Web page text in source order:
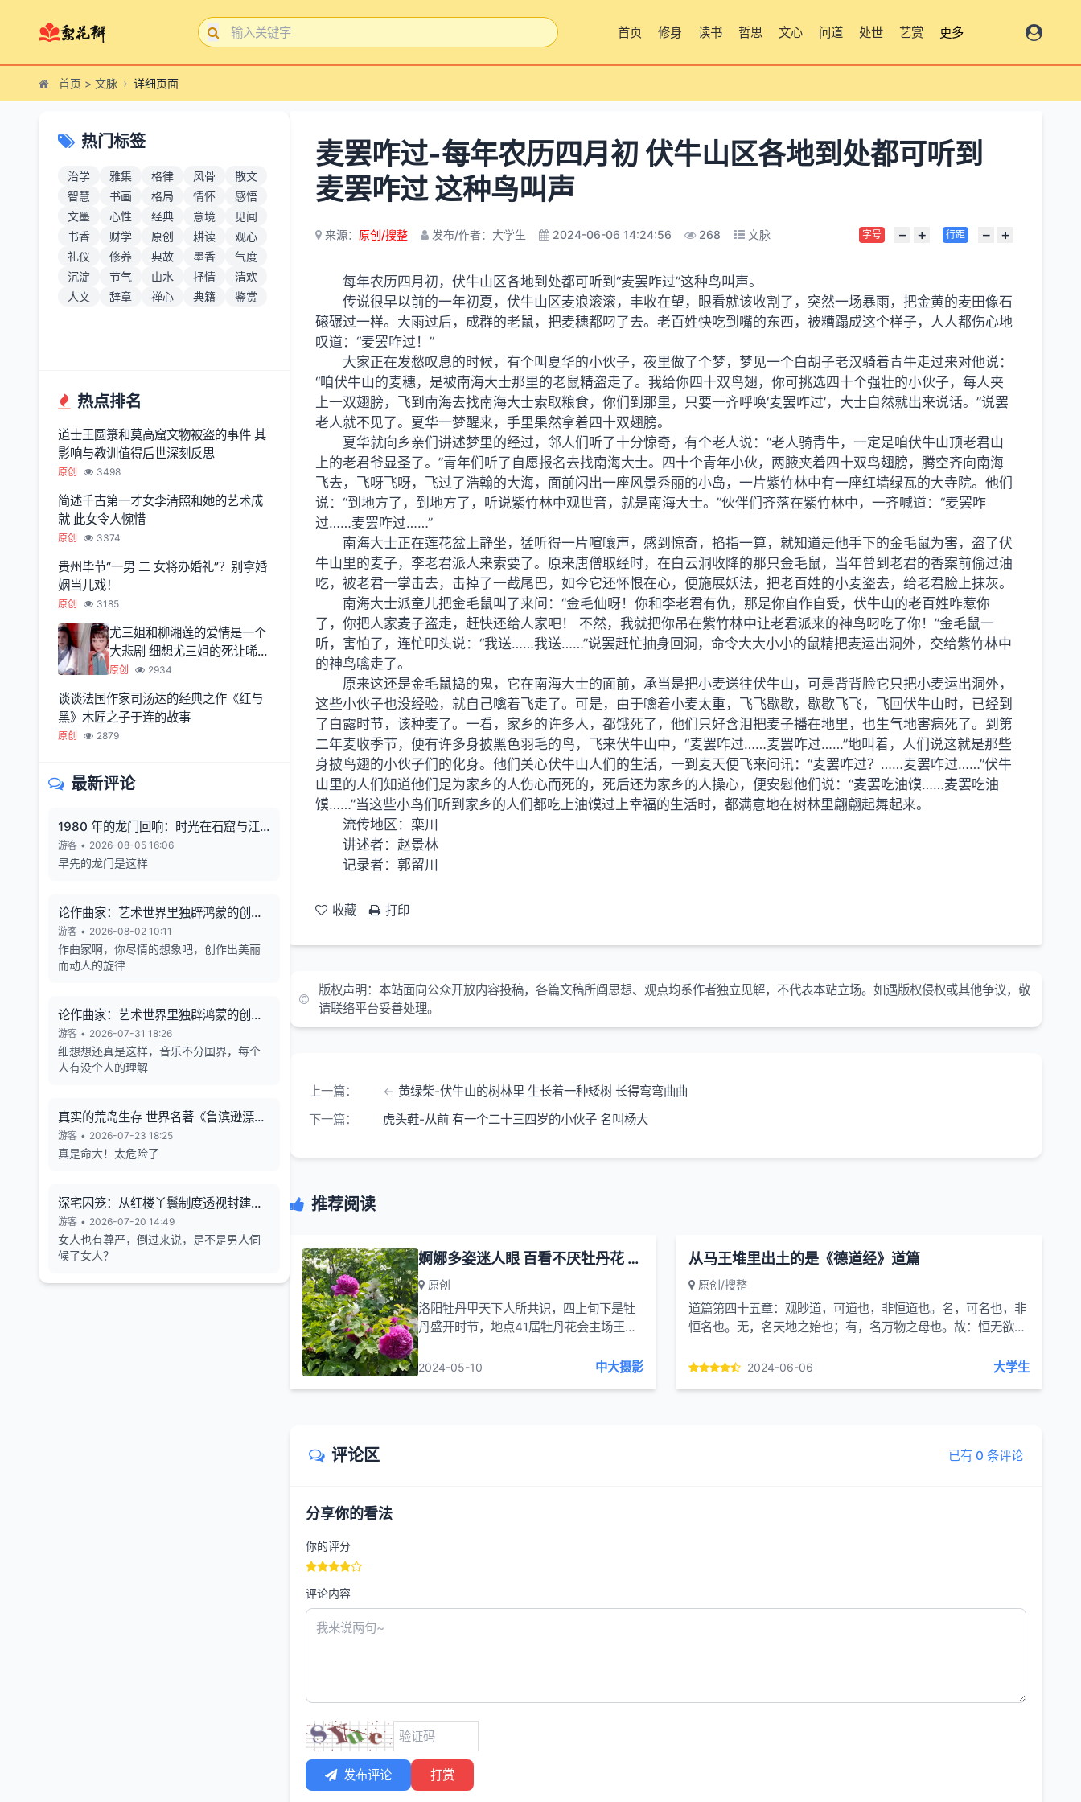
首页 修身 读书 哲思 文心 问道 处世 艺赏 更多
首页 > 文脉 详细页面
热门标签
治学 雅集 格律 风骨
散文
智慧
书画 格局 情怀
感悟
文墨
心性 经典 意境
见闻
书香
财学 原创 耕读
观心
礼仪
修养 典故 墨香
气度
沉淀
节气 山水 抒情
清欢
人文
辞章 禅心 典籍 鉴赏
热点排名
道士王圆箓和莫高窟文物被盗的事件 其
影响与教训值得后世深刻反思
原创 3498
简述千古第一才女李清照和她的艺术成
就 此女令人惋惜
原创 3374
贵州毕节“一男 二 女将办婚礼”？别拿婚
姻当儿戏！
原创 3185
尤三姐和柳湘莲的爱情是一个
大悲剧 细想尤三姐的死让唏嘘
不已
原创 2934
谈谈法国作家司汤达的经典之作《红与
黑》木匠之子于连的故事
原创 2879
最新评论
1980 年的龙门回响：时光在石窟与江
风中凝固
游客 • 2026-08-05 16:06
早先的龙门是这样
论作曲家：艺术世界里独辟鸿蒙的创造
者
游客 • 2026-08-02 10:11
作曲家啊，你尽情的想象吧，创作出美丽
而动人的旋律
论作曲家：艺术世界里独辟鸿蒙的创造
者
游客 • 2026-07-31 18:26
细想想还真是这样，音乐不分国界，每个
人有没个人的理解
真实的荒岛生存 世界名著《鲁滨逊漂流
记》的原型
游客 • 2026-07-23 18:25
真是命大！太危险了
深宅囚笼：从红楼丫鬟制度透视封建女
性的生存异化与人格消解
游客 • 2026-07-20 14:49
女人也有尊严，倒过来说，是不是男人伺
候了女人？
麦罢咋过-每年农历四月初 伏牛山区各地到处都可听到
麦罢咋过 这种鸟叫声
来源： 原创/搜整 发布/作者：大学生 2024-06-06 14:24:56 268 文脉 字号 − + 行距 − +
每年农历四月初，伏牛山区各地到处都可听到“麦罢咋过”这种鸟叫声。
传说很早以前的一年初夏，伏牛山区麦浪滚滚，丰收在望，眼看就该收割了，突然一场暴雨，把金黄的麦田像石
磙碾过一样。大雨过后，成群的老鼠，把麦穗都叼了去。老百姓快吃到嘴的东西，被糟蹋成这个样子，人人都伤心地
叹道：“麦罢咋过！”
大家正在发愁叹息的时候，有个叫夏华的小伙子，夜里做了个梦，梦见一个白胡子老汉骑着青牛走过来对他说：
“咱伏牛山的麦穗，是被南海大士那里的老鼠精盗走了。我给你四十双鸟翅，你可挑选四十个强壮的小伙子，每人夹
上一双翅膀，飞到南海去找南海大士索取粮食，你们到那里，只要一齐呼唤‘麦罢咋过’，大士自然就出来说话。”说罢
老人就不见了。夏华一梦醒来，手里果然拿着四十双翅膀。
夏华就向乡亲们讲述梦里的经过，邻人们听了十分惊奇，有个老人说：“老人骑青牛，一定是咱伏牛山顶老君山
上的老君爷显圣了。”青年们听了自愿报名去找南海大士。四十个青年小伙，两腋夹着四十双鸟翅膀，腾空齐向南海
飞去，飞呀飞呀，飞过了浩翰的大海，面前闪出一座风景秀丽的小岛，一片紫竹林中有一座红墙绿瓦的大寺院。他们
说：“到地方了，到地方了，听说紫竹林中观世音，就是南海大士。”伙伴们齐落在紫竹林中，一齐喊道：“麦罢咋
过……麦罢咋过……”
南海大士正在莲花盆上静坐，猛听得一片喧嚷声，感到惊奇，掐指一算，就知道是他手下的金毛鼠为害，盗了伏
牛山里的麦子，李老君派人来索要了。原来唐僧取经时，在白云洞收降的那只金毛鼠，当年曾到老君的香案前偷过油
吃，被老君一掌击去，击掉了一截尾巴，如今它还怀恨在心，便施展妖法，把老百姓的小麦盗去，给老君脸上抹灰。
南海大士派童儿把金毛鼠叫了来问：“金毛仙呀！你和李老君有仇，那是你自作自受，伏牛山的老百姓咋惹你
了，你把人家麦子盗走，赶快还给人家吧！ 不然，我就把你吊在紫竹林中让老君派来的神鸟叼吃了你！”金毛鼠一
听，害怕了，连忙叩头说：“我送……我送……”说罢赶忙抽身回洞，命令大大小小的鼠精把麦运出洞外，交给紫竹林中
的神鸟噙走了。
原来这还是金毛鼠捣的鬼，它在南海大士的面前，承当是把小麦送往伏牛山，可是背背脸它只把小麦运出洞外，
这些小伙子也没经验，就自己噙着飞走了。可是，由于噙着小麦太重，飞飞歇歇，歇歇飞飞，飞回伏牛山时，已经到
了白露时节，该种麦了。一看，家乡的许多人，都饿死了，他们只好含泪把麦子播在地里，也生气地害病死了。到第
二年麦收季节，便有许多身披黑色羽毛的鸟，飞来伏牛山中，“麦罢咋过……麦罢咋过……”地叫着，人们说这就是那些
身披鸟翅的小伙子们的化身。他们关心伏牛山人们的生活，一到麦天便飞来问讯：“麦罢咋过？……麦罢咋过……”伏牛
山里的人们知道他们是为家乡的人伤心而死的，死后还为家乡的人操心，便安慰他们说：“麦罢吃油馍……麦罢吃油
馍……”当这些小鸟们听到家乡的人们都吃上油馍过上幸福的生活时，都满意地在树林里翩翩起舞起来。
流传地区：栾川
讲述者：赵景林
记录者：郭留川
收藏 打印
版权声明：本站面向公众开放内容投稿，各篇文稿所阐思想、观点均系作者独立见解，不代表本站立场。如遇版权侵权或其他争议，敬
请联络平台妥善处理。
上一篇：
黄绿柴-伏牛山的树林里 生长着一种矮树 长得弯弯曲曲
下一篇：
虎头鞋-从前 有一个二十三四岁的小伙子 名叫杨大
推荐阅读
婀娜多姿迷人眼 百看不厌牡丹花 41届牡丹花会王城公园-牡丹欣赏之一
原创
洛阳牡丹甲天下人所共识，四上旬下是牡
丹盛开时节，地点41届牡丹花会主场王城
天公园里的人只有几千人，花儿开得正
2024-05-10 中大摄影
从马王堆里出土的是《德道经》道篇
原创/搜整
道篇第四十五章：观眇道，可道也，非恒道也。名，可名也，非
恒名也。无，名天地之始也；有，名万物之母也。故：恒无欲
2024-06-06 大学生
评论区 已有 0 条评论
分享你的看法
你的评分
评论内容
发布评论 打赏